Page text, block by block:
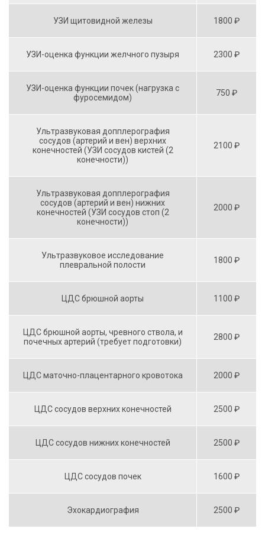
УЗИ щитовидной железы 1800 ₽
УЗИ-оценка функции желчного пузыря 2300 ₽
УЗИ-оценка функции почек (нагрузка с
фуросемидом)
750 ₽
Ультразвуковая допплерография
сосудов (артерий и вен) верхних
конечностей (УЗИ сосудов кистей (2
конечности))
2100 ₽
Ультразвуковая допплерография
сосудов (артерий и вен) нижних
конечностей (УЗИ сосудов стоп (2
конечности))
2000 ₽
Ультразвуковое исследование
плевральной полости
1800 ₽
ЦДС брюшной аорты 1100 ₽
ЦДС брюшной аорты, чревного ствола, и
почечных артерий (требует подготовки)
2800 ₽
ЦДС маточно-плацентарного кровотока 2000 ₽
ЦДС сосудов верхних конечностей 2500 ₽
ЦДС сосудов нижних конечностей 2500 ₽
ЦДС сосудов почек 1600 ₽
Эхокардиография 2500 ₽